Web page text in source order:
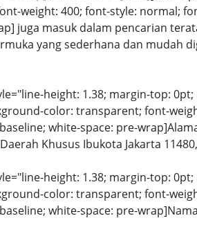
weight: 400; font-style: normal;
juga masuk dalam pencarian
yang sederhana dan mudah
height: 1.38; margin-top:
color: transparent; font-
white-space: pre-
Khusus Ibukota Jakarta
height: 1.38; margin-top:
color: transparent; font-
white-space: pre-